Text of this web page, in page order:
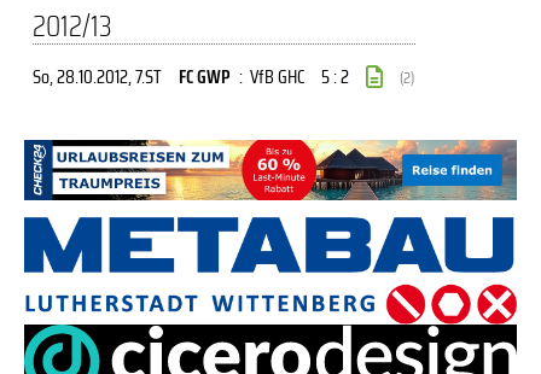
2012/13
So, 28.10.2012, 7.ST FC GWP : VfB GHC 5 : 2 (2)